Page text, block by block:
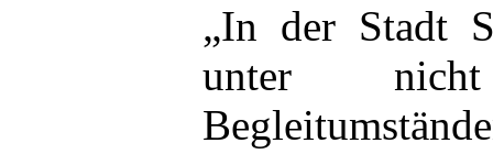
„In der Stadt
unter